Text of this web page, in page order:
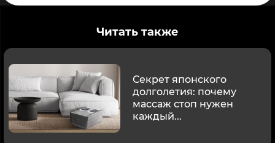
Читать также
Секрет японского
долголетия: почему
массаж стоп нужен
каждый...